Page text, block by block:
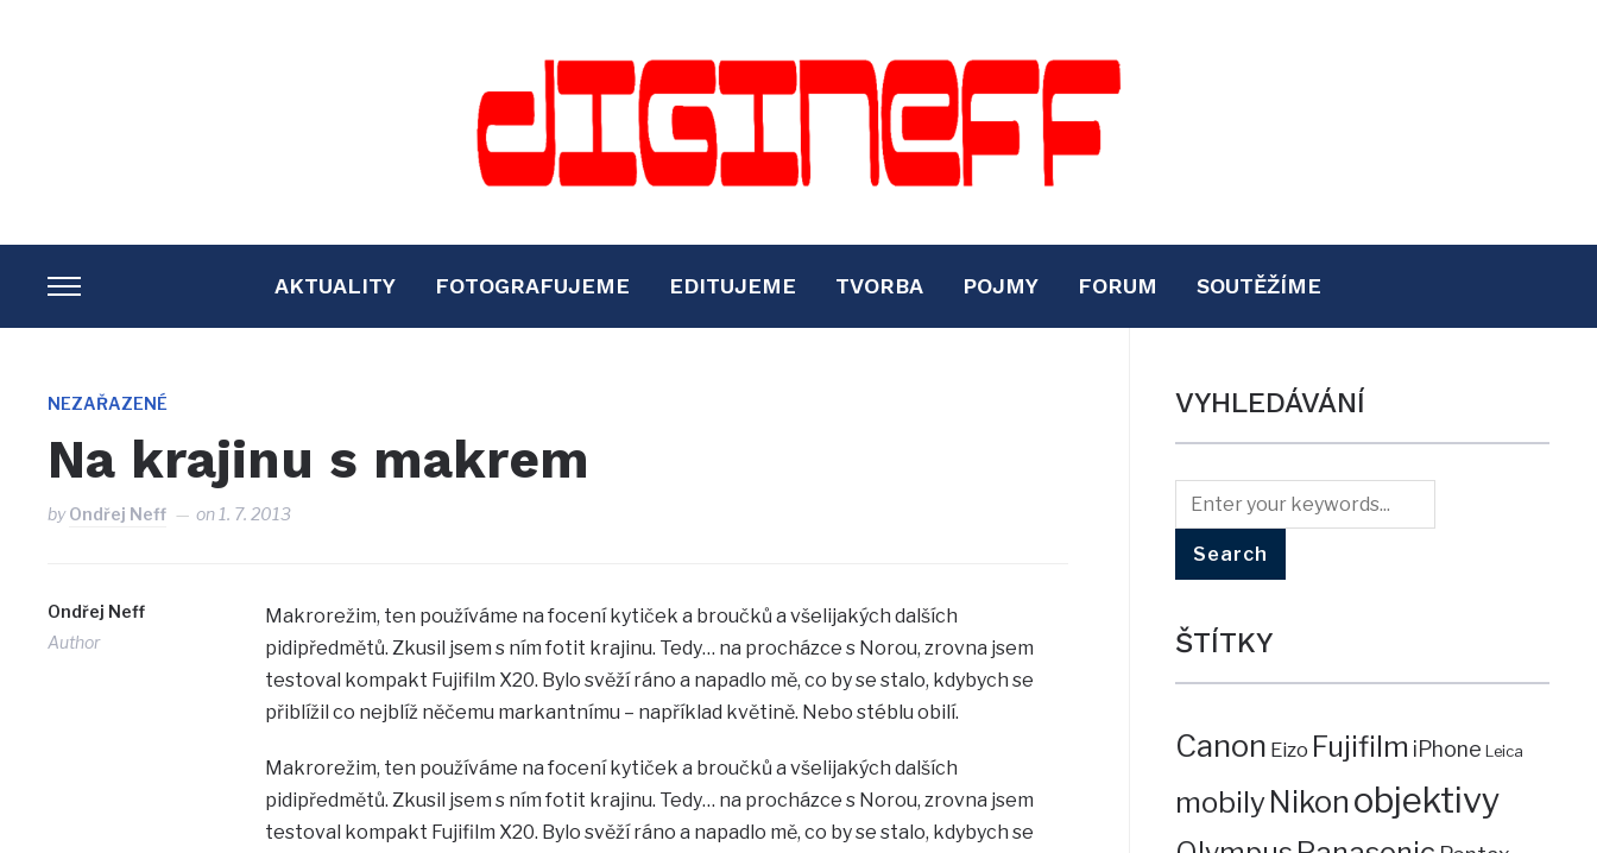
TOGGLE
SIDEBAR
NAVIGATION
AKTUALITY FOTOGRAFUJEME EDITUJEME TVORBA POJMY FORUM SOUTĚŽÍME
NEZAŘAZENÉ
Na krajinu s makrem
byOndřej Neff on 1. 7. 2013
Ondřej Neff
Author
Makrorežim, ten používáme na focení kytiček a broučků a všelijakých dalších
pidipředmětů. Zkusil jsem s ním fotit krajinu. Tedy… na procházce s Norou, zrovna jsem
testoval kompakt Fujifilm X20. Bylo svěží ráno a napadlo mě, co by se stalo, kdybych se
přiblížil co nejblíž něčemu markantnímu – například květině. Nebo stéblu obilí.
Makrorežim, ten používáme na focení kytiček a broučků a všelijakých dalších
pidipředmětů. Zkusil jsem s ním fotit krajinu. Tedy… na procházce s Norou, zrovna jsem
testoval kompakt Fujifilm X20. Bylo svěží ráno a napadlo mě, co by se stalo, kdybych se
VYHLEDÁVÁNÍ
ŠTÍTKY
Canon Eizo Fujifilm iPhone Leica
mobilyNikon objektivy